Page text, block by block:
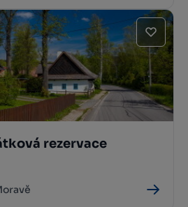
rezervace